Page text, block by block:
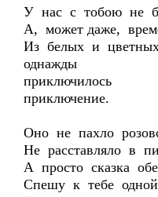
У нас с тобою не
А, может даже,
Из белых и
однажды
приключилось
приключение.
Оно не пахло
Не расставляло в
А просто сказка
Спешу к тебе